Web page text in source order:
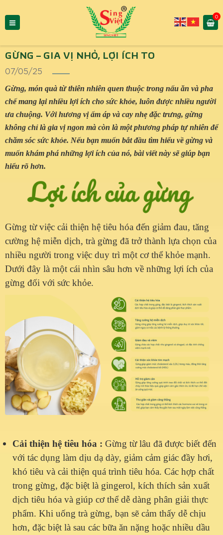
0
GỪNG – GIA VỊ NHỎ, LỢI ÍCH TO
07/05/25
Gừng, món quà từ thiên nhiên quen thuộc trong nấu ăn và pha
chế mang lại nhiều lợi ích cho sức khỏe, luôn được nhiều người
ưa chuộng. Với hương vị ấm áp và cay nhẹ đặc trưng, gừng
không chỉ là gia vị ngon mà còn là một phương pháp tự nhiên để
chăm sóc sức khỏe. Nếu bạn muốn bắt đầu tìm hiểu về gừng và
muốn khám phá những lợi ích của nó, bài viết này sẽ giúp bạn
hiểu rõ hơn.
Gừng từ việc cải thiện hệ tiêu hóa đến giảm đau, tăng
cường hệ miễn dịch, trà gừng đã trở thành lựa chọn của
nhiều người trong việc duy trì một cơ thể khỏe mạnh.
Dưới đây là một cái nhìn sâu hơn về những lợi ích của
gừng đối với sức khỏe.
Cải thiện hệ tiêu hóa : Gừng từ lâu đã được biết đến
với tác dụng làm dịu dạ dày, giảm cảm giác đầy hơi,
khó tiêu và cải thiện quá trình tiêu hóa. Các hợp chất
trong gừng, đặc biệt là gingerol, kích thích sản xuất
dịch tiêu hóa và giúp cơ thể dễ dàng phân giải thực
phẩm. Khi uống trà gừng, bạn sẽ cảm thấy dễ chịu
hơn, đặc biệt là sau các bữa ăn nặng hoặc nhiều dầu